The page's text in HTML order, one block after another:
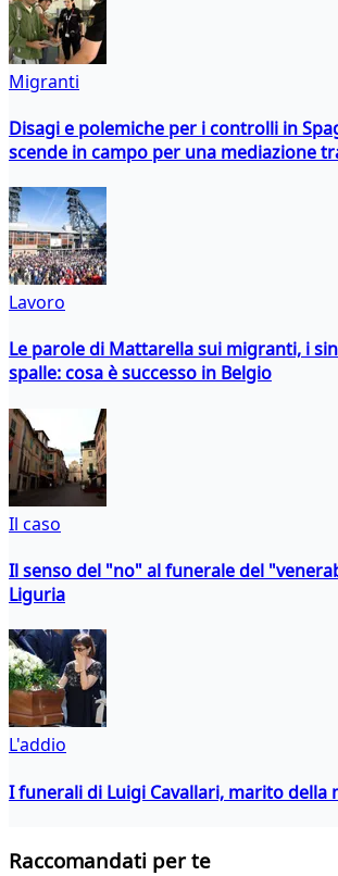
Migranti
Disagi e polemiche per i controlli in
scende in campo per una mediazione
Lavoro
Le parole di Mattarella sui migranti, i
spalle: cosa è successo in Belgio
Il caso
Il senso del "no" al funerale del
Liguria
L'addio
I funerali di Luigi Cavallari, marito della
Raccomandati per te